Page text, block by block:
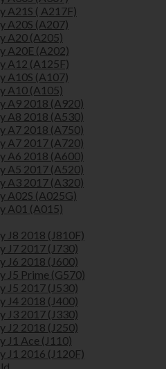
A21S ( A217F)
A20S (A207)
A20 (A205)
A20E (A202)
A12 (A125F)
A10S (A107)
A10 (A105)
A9 2018 (A920)
A8 2018 (A530)
A7 2018 (A750)
A7 2017 (A720)
A6 2018 (A600)
A5 2017 (A520)
A3 2017 (A320)
A02S (A025G)
A01 (A015)
J8 2018 (J810F)
J7 2017 (J730)
J6 2018 (J600)
J5 Prime (G570)
J5 2017 (J530)
J4 2018 (J400)
J3 2017 (J330)
J2 2018 (J250)
J1 Ace (J110)
J1 2016 (J120F)